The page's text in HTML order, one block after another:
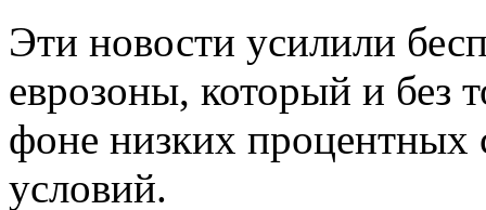
Эти новости усилили
еврозоны, который и без
фоне низких процентных
условий.